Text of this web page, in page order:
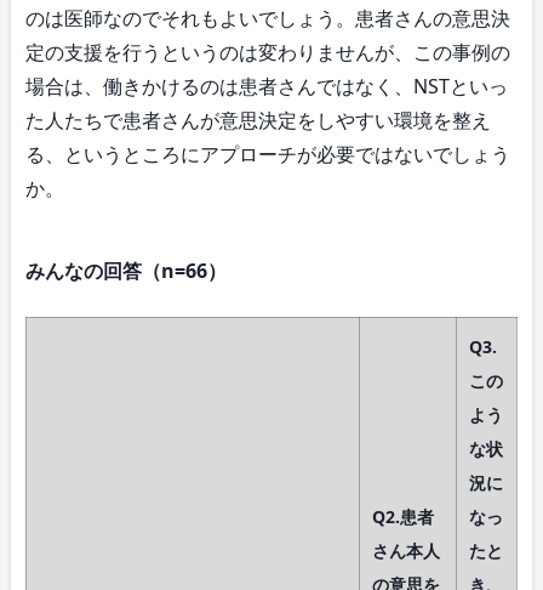
のは医師なのでそれもよいでしょう。患者さんの意思決
定の支援を行うというのは変わりませんが、この事例の
場合は、働きかけるのは患者さんではなく、NSTといっ
た人たちで患者さんが意思決定をしやすい環境を整え
る、というところにアプローチが必要ではないでしょう
か。
みんなの回答（n=66）
Q2.患者
さん本人
の意思を
Q3.
この
よう
な状
況に
なっ
たと
き、